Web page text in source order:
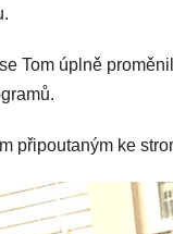
Tom úplně
připoutaným ke